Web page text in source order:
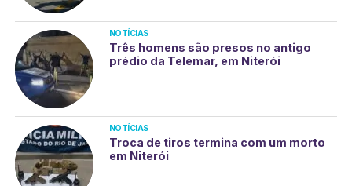
NOTÍCIAS
Três homens são presos no antigo
prédio da Telemar, em Niterói
NOTÍCIAS
Troca de tiros termina com um morto
em Niterói